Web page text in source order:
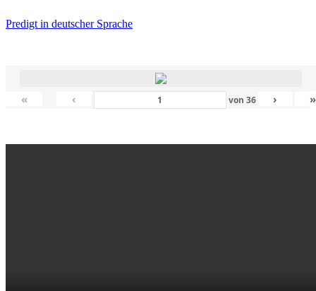
Predigt in deutscher Sprache
« ‹ von 36 › »